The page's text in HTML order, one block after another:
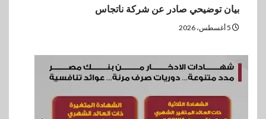
بيان توضيحي صادر عن شركة ناتجاس